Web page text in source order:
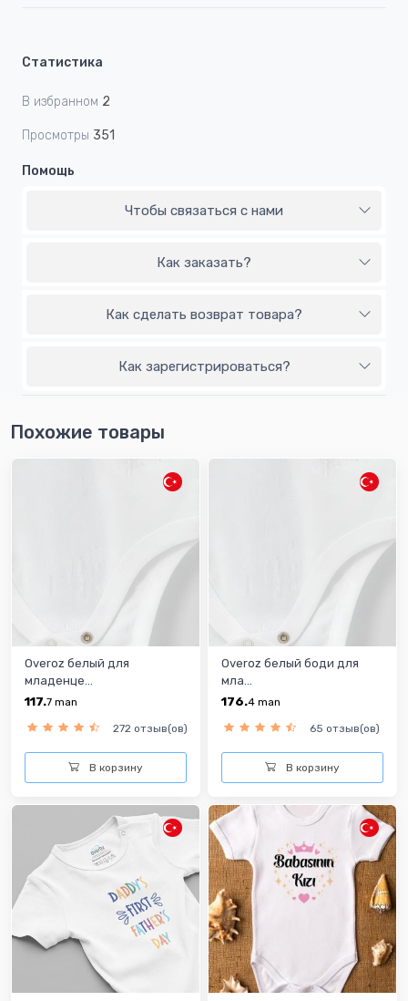
Статистика
В избранном 2
Просмотры 351
Помощь
Чтобы связаться с нами
Как заказать?
Как сделать возврат товара?
Как зарегистрироваться?
Похожие товары
Overoz белый для
младенце...
117.7 man
272 отзыв(ов)
В корзину
Overoz белый боди для
мла...
176.4 man
65 отзыв(ов)
В корзину